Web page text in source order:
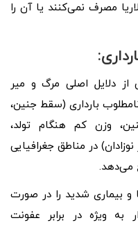
مصرف نمی‌کنند یا آن را
از دلایل اصلی مرگ و میر
بارداری (سقط جنین،
وزن کم هنگام تولد،
در مناطق جغرافیایی
می‌دهد.
و بیماری شدید را در صورت
به ویژه در برابر عفونت